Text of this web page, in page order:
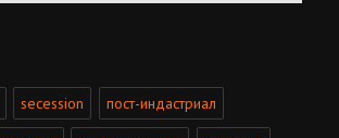
secession пост-индастриал